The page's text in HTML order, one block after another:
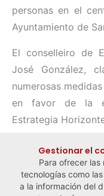
personas en el
Ayuntamiento de
El conselleiro de
José González,
numerosas
en favor de la
Estrategia
Gestionar el
Para ofrecer las
tecnologías como
a la información del